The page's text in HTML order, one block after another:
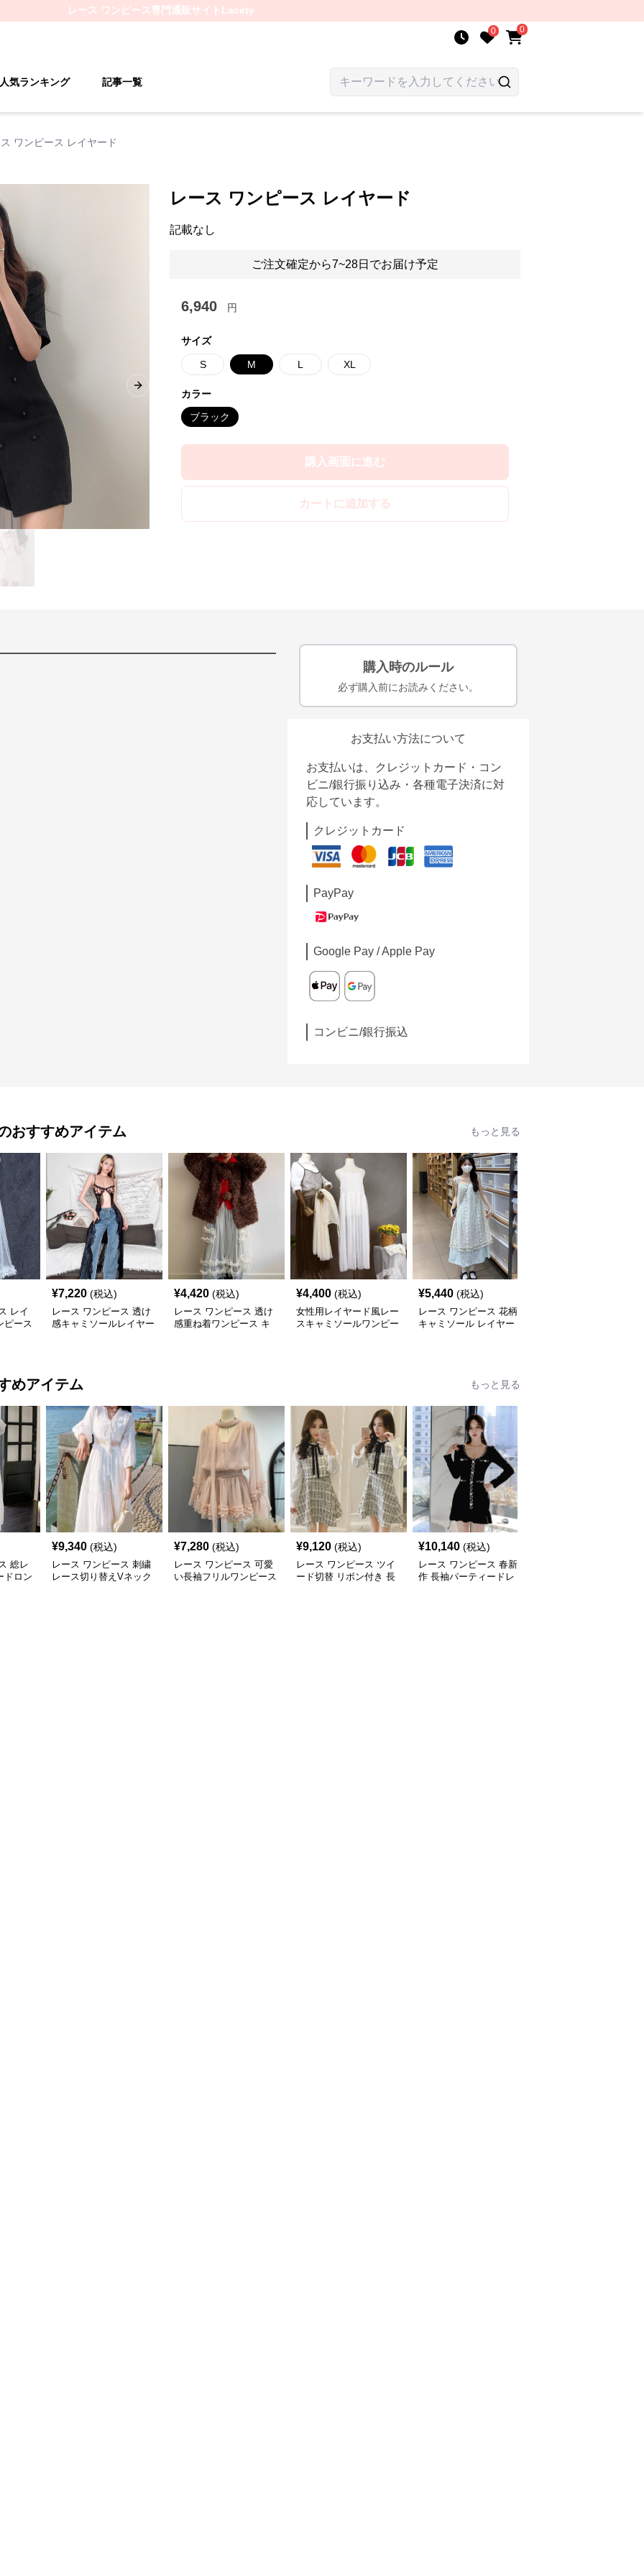
レース ワンピース専門通販サイト Lacety
0 0
気ランキング 記事一覧
ワンピース レイヤード
Next slide
レース ワンピース レイヤード
記載なし
ご注文確定から7~28日でお届け予定
6,940 円
サイズ
S M L XL
カラー
ブラック
購入画面に進む
カートに追加する
購入時のルール
必ず購入前にお読みください。
お支払い方法について
お支払いは、クレジットカード・コン
ビニ/銀行振り込み・各種電子決済に対
応しています。
クレジットカード
PayPay
Google Pay / Apple Pay
コンビニ/銀行振込
おすすめアイテム もっと見る
レイ
ピース
¥7,220 (税込)
レース ワンピース 透け
感キャミソールレイヤー
¥4,420 (税込)
レース ワンピース 透け
感重ね着ワンピース キ
¥4,400 (税込)
女性用レイヤード風レー
スキャミソールワンピー
¥5,440 (税込)
レース ワンピース 花柄
キャミソール レイヤー
めアイテム もっと見る
総レ
ドロン
¥9,340 (税込)
レース ワンピース 刺繍
レース切り替えVネック
¥7,280 (税込)
レース ワンピース 可愛
い長袖フリルワンピース
¥9,120 (税込)
レース ワンピース ツイ
ード切替 リボン付き 長
¥10,140 (税込)
レース ワンピース 春新
作 長袖パーティードレ